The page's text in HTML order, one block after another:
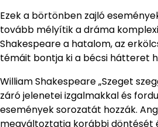
Ezek a börtönben zajló
tovább mélyítik a dráma
Shakespeare a hatalom, az
témáit bontja ki a bécsi hátteret
William Shakespeare „Szeget
záró jelenetei izgalmakkal és
események sorozatát hozzák.
megváltoztatja korábbi döntését